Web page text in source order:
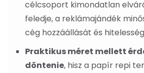
célcsoport kimondatlan
feledje, a reklámajándék
cég hozzáállását és
Praktikus méret mellett
döntenie, hisz a papír repi